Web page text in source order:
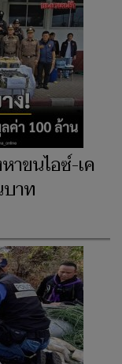
าขนไอซ์-เค
าท